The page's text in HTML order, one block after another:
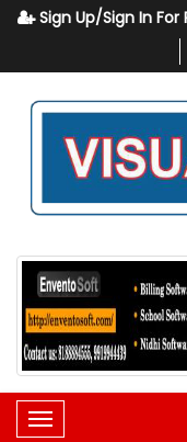
Sign Up/Sign In For
Toggle Navigation